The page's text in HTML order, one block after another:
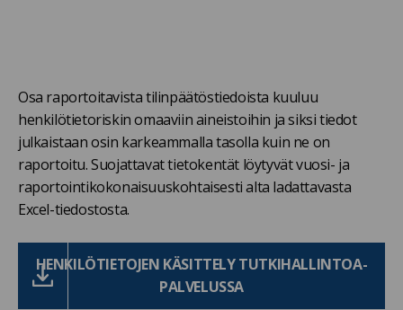
Osa raportoitavista tilinpäätöstiedoista kuuluu
henkilötietoriskin omaaviin aineistoihin ja siksi tiedot
julkaistaan osin karkeammalla tasolla kuin ne on
raportoitu. Suojattavat tietokentät löytyvät vuosi- ja
raportointikokonaisuuskohtaisesti alta ladattavasta
Excel-tiedostosta.
HENKILÖTIETOJEN KÄSITTELY TUTKIHALLINTOA-
PALVELUSSA